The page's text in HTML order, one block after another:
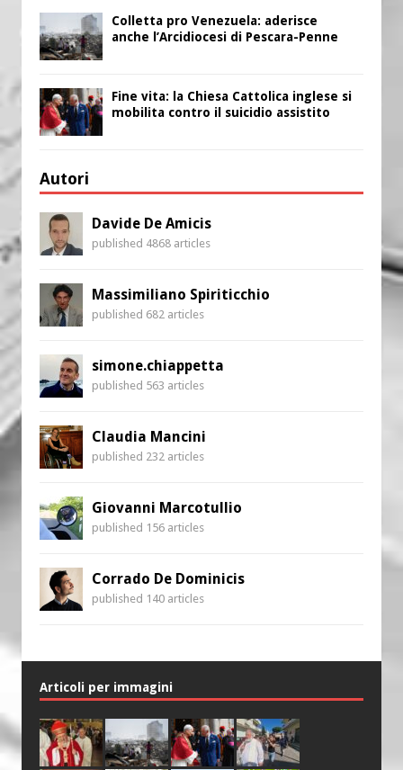
Colletta pro Venezuela: aderisce
anche l’Arcidiocesi di Pescara-Penne
Fine vita: la Chiesa Cattolica inglese si
mobilita contro il suicidio assistito
Autori
Davide De Amicis
published 4868 articles
Massimiliano Spiriticchio
published 682 articles
simone.chiappetta
published 563 articles
Claudia Mancini
published 232 articles
Giovanni Marcotullio
published 156 articles
Corrado De Dominicis
published 140 articles
Articoli per immagini